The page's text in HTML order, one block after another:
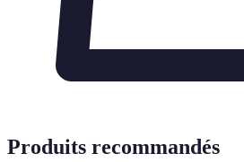
Produits recommandés